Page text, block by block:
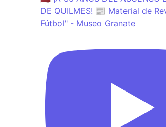
DE QUILMES! 📰 Material de
Fútbol" - Museo Granate